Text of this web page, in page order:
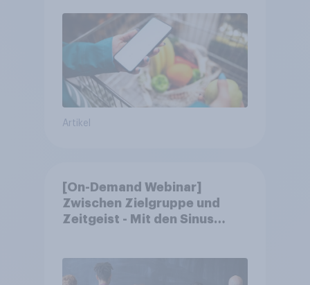
Artikel
[On-Demand Webinar]
Zwischen Zielgruppe und
Zeitgeist - Mit den Sinus